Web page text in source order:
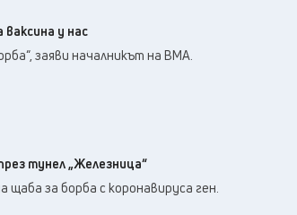
у нас
заяви началникът на ВМА.
тунел „Железница“
за борба с коронавируса ген.